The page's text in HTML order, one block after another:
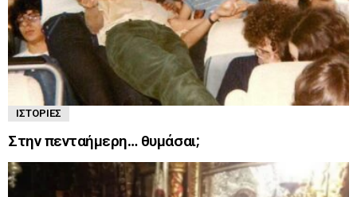
ΙΣΤΟΡΊΕΣ
Στην πενταήμερη… θυμάσαι;